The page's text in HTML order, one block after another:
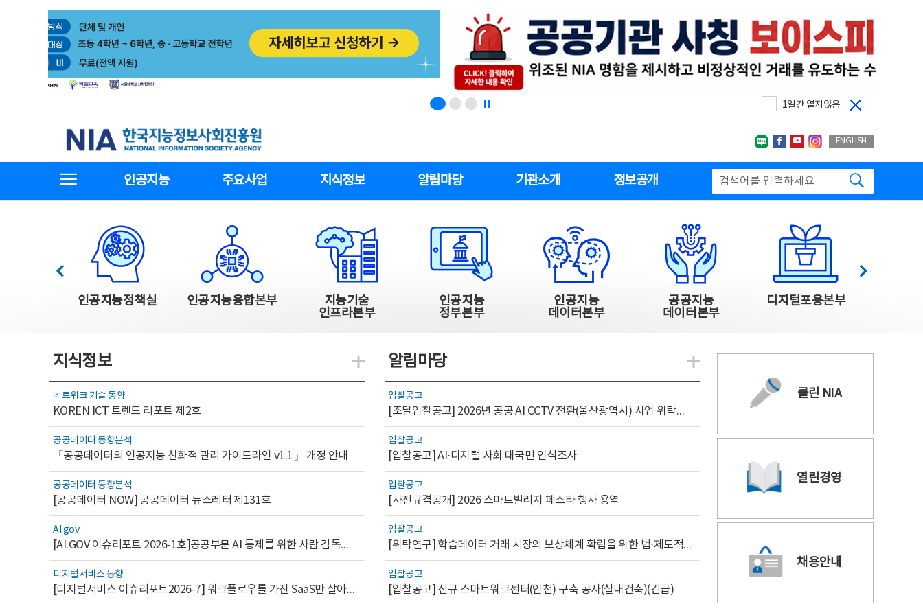
1일간 열지않음
한국지능정보사회진흥원
네이버블로그
페이스북
유투브인스타그랩
ENGLISH
인공지능 주요사업 지식정보 알림마당 기관소개 정보공개
한국지능정보사회진흥원 주요사업
인공지능정책실 인공지능융합본부
지능기술
인프라본부
인공지능
정부본부
인공지능
데이터본부
공공지능
데이터본부
디지털포용본부
이전 다음
지식정보
네트워크 기술 동향
KOREN ICT 트렌드 리포트 제2호
공공데이터 동향분석
「공공데이터의 인공지능 친화적 관리 가이드라인 v1.1」 개정 안내
공공데이터 동향분석
[공공데이터 NOW] 공공데이터 뉴스레터 제131호
AI.gov
[AI.GOV 이슈리포트 2026-1호]공공부문 AI 통제를 위한 사람 감독의 해외 사례 분석 및 시사점
디지털서비스 동향
[디지털서비스 이슈리포트2026-7] 워크플로우를 가진 SaaS만 살아남는다
지식관련 더보기
알림마당
입찰공고
[조달입찰공고] 2026년 공공 AI CCTV 전환(울산광역시) 사업 위탁감리
입찰공고
[입찰공고] AI·디지털 사회 대국민 인식조사
입찰공고
[사전규격공개] 2026 스마트빌리지 페스타 행사 용역
입찰공고
[위탁연구] 학습데이터 거래 시장의 보상체계 확립을 위한 법·제도적 검토 방안 연구
입찰공고
[입찰공고] 신규 스마트워크센터(인천) 구축 공사(실내건축)(긴급)
알림관련 더보기
클린 NIA
열린경영
채용안내